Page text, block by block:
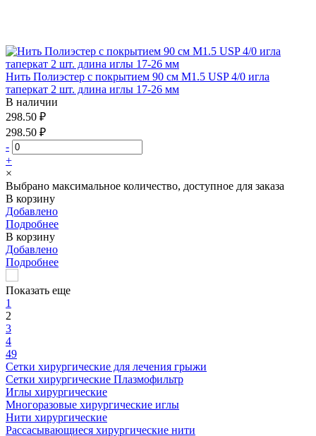
Нить Полиэстер с покрытием 90 см М1.5 USP 4/0 игла
таперкат 2 шт. длина иглы 17-26 мм
В наличии
298.50 ₽
298.50 ₽
-
+
×
Выбрано максимальное количество, доступное для заказа
В корзину
Добавлено
Подробнее
В корзину
Добавлено
Подробнее
Показать еще
1
2
3
4
49
Сетки хирургические для лечения грыжи
Сетки хирургические Плазмофильтр
Иглы хирургические
Многоразовые хирургические иглы
Нити хирургические
Рассасывающиеся хирургические нити